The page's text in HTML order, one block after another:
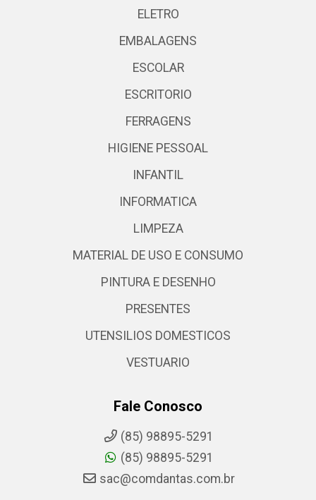
ELETRO
EMBALAGENS
ESCOLAR
ESCRITORIO
FERRAGENS
HIGIENE PESSOAL
INFANTIL
INFORMATICA
LIMPEZA
MATERIAL DE USO E CONSUMO
PINTURA E DESENHO
PRESENTES
UTENSILIOS DOMESTICOS
VESTUARIO
Fale Conosco
(85) 98895-5291
(85) 98895-5291
sac@comdantas.com.br